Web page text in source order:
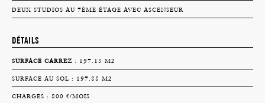
DEUX STUDIOS AU 7ÈME ÉTAGE AVEC ASCENSEUR
DÉTAILS
SURFACE CARREZ : 197.15 M2
SURFACE AU SOL : 197.88 M2
CHARGES : 800 €/MOIS